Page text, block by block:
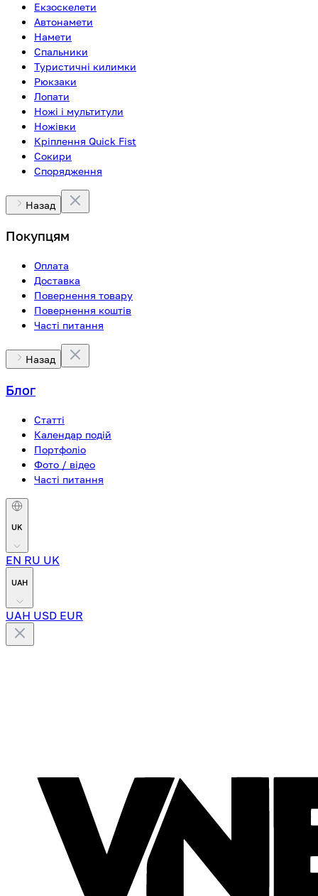
Екзоскелети
Автонамети
Намети
Спальники
Туристичні килимки
Рюкзаки
Лопати
Ножі і мультитули
Ножівки
Кріплення Quick Fist
Сокири
Спорядження
Назад
Покупцям
Оплата
Доставка
Повернення товару
Повернення коштів
Часті питання
Назад
Блог
Статті
Календар подій
Портфоліо
Фото / відео
Часті питання
UK
EN RU UK
UAH
UAH USD EUR